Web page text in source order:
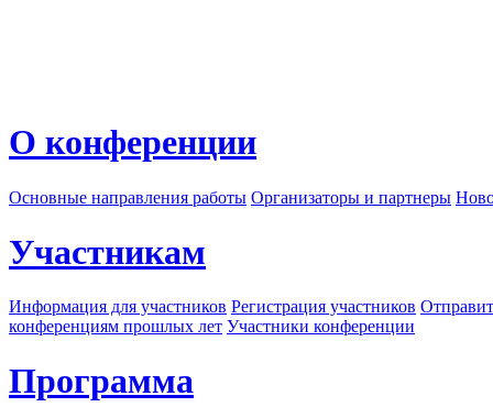
О конференции
Основные направления работы Организаторы и партнеры
Участникам
Информация для участников Регистрация участников
конференциям прошлых лет Участники конференции
Программа